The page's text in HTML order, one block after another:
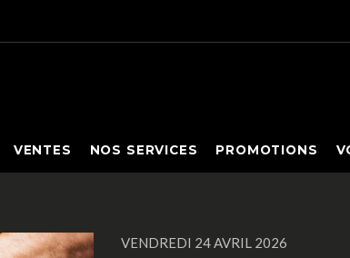
VENTES NOS SERVICES PROMOTIONS
VENDREDI 24 AVRIL 2026